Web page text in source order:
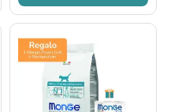
desde
S/22.00